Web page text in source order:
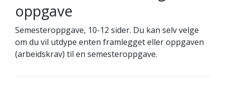
oppgave
Semesteroppgave, 10-12 sider. Du kan selv velge
om du vil utdype enten framlegget eller oppgaven
(arbeidskrav) til en semesteroppgave.